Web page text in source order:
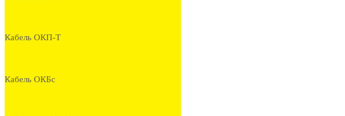
Кабель ОКП-Т
Кабель ОКБс